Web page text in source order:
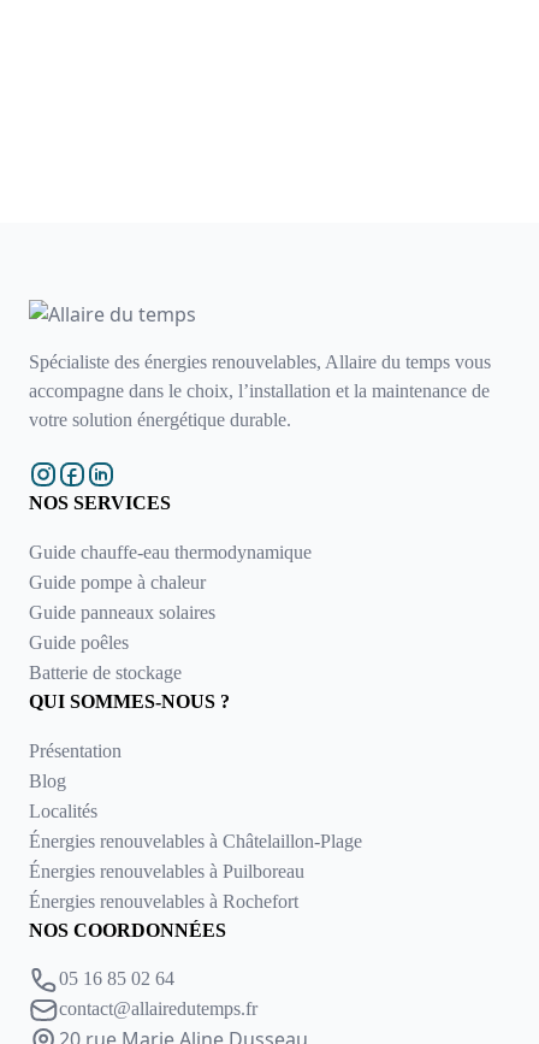
Spécialiste des énergies renouvelables, Allaire du temps vous
accompagne dans le choix, l’installation et la maintenance de
votre solution énergétique durable.
NOS SERVICES
Guide chauffe-eau thermodynamique
Guide pompe à chaleur
Guide panneaux solaires
Guide poêles
Batterie de stockage
QUI SOMMES-NOUS ?
Présentation
Blog
Localités
Énergies renouvelables à Châtelaillon-Plage
Énergies renouvelables à Puilboreau
Énergies renouvelables à Rochefort
NOS COORDONNÉES
05 16 85 02 64
contact@allairedutemps.fr